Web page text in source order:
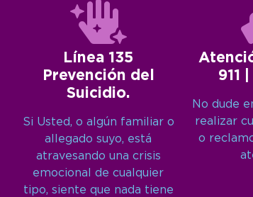
Línea 135
Prevención del
Suicidio.
Si Usted, o algún familiar o
allegado suyo, está
atravesando una crisis
emocional de cualquier
tipo, siente que nada tiene
911
No dude
realizar
o